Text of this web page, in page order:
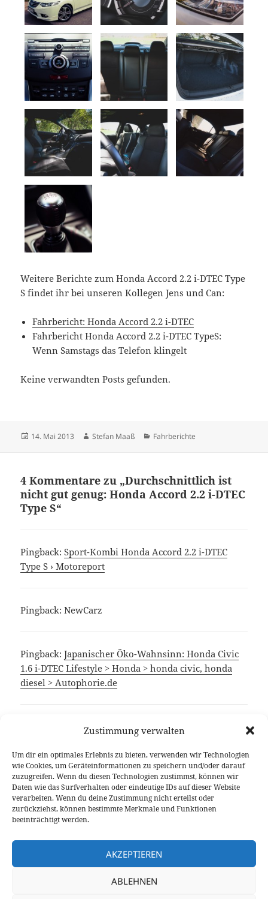
Zustimmung verwalten
Um dir ein optimales Erlebnis zu bieten, verwenden wir Technologien
wie Cookies, um Geräteinformationen zu speichern und/oder darauf
zuzugreifen. Wenn du diesen Technologien zustimmst, können wir
Daten wie das Surfverhalten oder eindeutige IDs auf dieser Website
verarbeiten. Wenn du deine Zustimmung nicht erteilst oder
zurückziehst, können bestimmte Merkmale und Funktionen
beeinträchtigt werden.
AKZEPTIEREN
ABLEHNEN
Weitere Berichte zum Honda Accord 2.2 i-DTEC Type
S findet ihr bei unseren Kollegen Jens und Can:
Fahrbericht: Honda Accord 2.2 i-DTEC
Fahrbericht Honda Accord 2.2 i-DTEC TypeS:
Wenn Samstags das Telefon klingelt
Keine verwandten Posts gefunden.
Veröffentlicht
14. Mai 2013 Autor
Stefan Maaß Kategorien
Fahrberichte
4 Kommentare zu „Durchschnittlich ist
nicht gut genug: Honda Accord 2.2 i-DTEC
Type S“
Pingback:Sport-Kombi Honda Accord 2.2 i-DTEC
Type S › Motoreport
Pingback:NewCarz
Pingback:Japanischer Öko-Wahnsinn: Honda Civic
1.6 i-DTEC Lifestyle > Honda > honda civic, honda
diesel > Autophorie.de
Pingback: Die Freiheit wiederentdeckt: Honda
CB500F gefahren > Fahrberichte > honda cb500f,
honda motorrad > Autophorie.de
Die Kommentare sind geschlossen.
VORHERIGER
Beitrag:
Banzai! Lexus GS 450h F Sport